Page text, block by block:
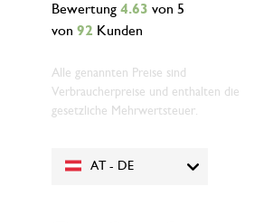
AT - DE
Bewertung 4.63 von 5
von 92 Kunden
Alle genannten Preise sind
Verbraucherpreise und enthalten die
gesetzliche Mehrwertsteuer.